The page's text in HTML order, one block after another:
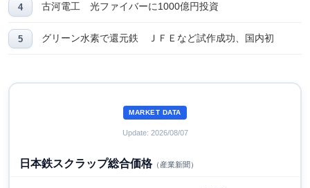
古河電工 光ファイバーに1000億円投資
グリーン水素で還元鉄 ＪＦＥなど試作成功、国内初
MARKET DATA
Update: 2026/08/07
日本鉄スクラップ総合価格（産業新聞）